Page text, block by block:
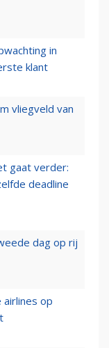
in
klant
vliegveld van
gaat verder:
deadline
dag op rij
airlines op